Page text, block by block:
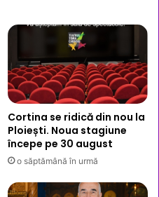
Cortina se ridică din nou la
Ploiești. Noua stagiune
începe pe 30 august
o săptămână în urmă